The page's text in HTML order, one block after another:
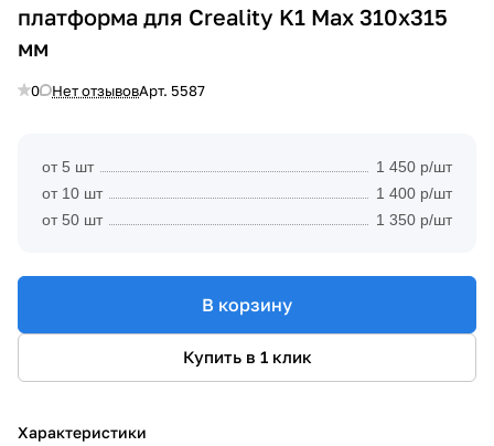
платформа для Creality K1 Max 310x315
мм
0 Нет отзывовАрт. 5587
от 5 шт
1 450 р/шт
от 10 шт
1 400 р/шт
от 50 шт
1 350 р/шт
В корзину
Купить в 1 клик
Характеристики